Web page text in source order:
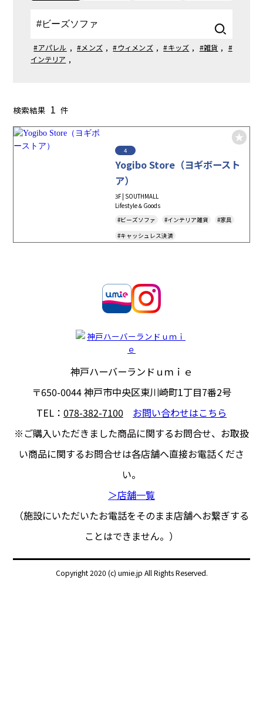
#アパレル , #メンズ , #ウィメンズ , #キッズ , #雑貨 , #
インテリア ,
検索結果 1 件
4
Yogibo Store（ヨギボースト
ア）
3F | SOUTHMALL
Lifestyle＆Goods
#ビーズソファ
#インテリア雑貨
#家具
#キャッシュレス決済
神戸ハーバーランドｕｍｉｅ
〒650-0044神戸市中央区東川崎町1丁目7番2号
TEL： 078-382-7100
お問い合わせはこちら
※ご購入いただきました商品に関するお問合せ、 お取扱
い商品に関するお問合せは各店舗へ直接お電話くださ
い。
＞店舗一覧
（施設にいただいたお電話をそのまま店舗へお繋ぎする
ことはできません。）
Copyright 2020 (c) umie.jp All Rights Reserved.